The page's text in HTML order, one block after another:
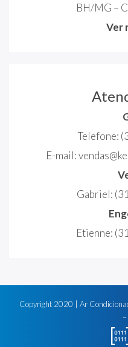
BH/MG –
Ver
Telefone:
E-mail:
Gabriel:
Etienne:
Copyright 2020 | Ar